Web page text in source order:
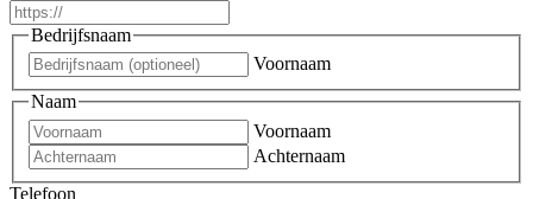
Bedrijfsnaam
Voornaam
Naam
Voornaam
Achternaam
Telefoon